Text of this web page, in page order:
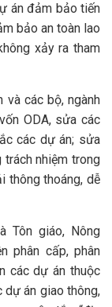
án đảm bảo tiến
bảo an toàn lao
xảy ra tham
và các bộ, ngành
ODA, sửa các
các dự án; sửa
nhiệm trong
thông thoáng, dễ
Tôn giáo, Nông
phân cấp, phân
các dự án thuộc
dự án giao thông,